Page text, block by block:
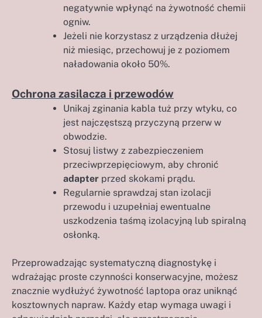
negatywnie wpłynąć na żywotność chemii
ogniw.
Jeżeli nie korzystasz z urządzenia dłużej
niż miesiąc, przechowuj je z poziomem
naładowania około 50%.
Ochrona zasilacza i przewodów
Unikaj zginania kabla tuż przy wtyku, co
jest najczęstszą przyczyną przerw w
obwodzie.
Stosuj listwy z zabezpieczeniem
przeciwprzepięciowym, aby chronić
adapter przed skokami prądu.
Regularnie sprawdzaj stan izolacji
przewodu i uzupełniaj ewentualne
uszkodzenia taśmą izolacyjną lub spiralną
osłonką.
Przeprowadzając systematyczną diagnostykę i
wdrażając proste czynności konserwacyjne, możesz
znacznie wydłużyć żywotność laptopa oraz uniknąć
kosztownych napraw. Każdy etap wymaga uwagi i